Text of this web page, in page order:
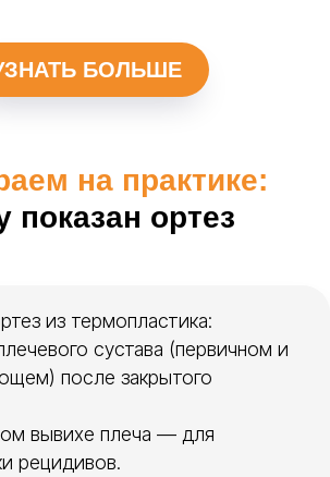
БОЛЬШЕ
на практике:
показан ортез
из термопластика:
сустава (первичном и
после закрытого
вывихе плеча — для
рецидивов.
PolyEasy
термопластик для
ортезы на